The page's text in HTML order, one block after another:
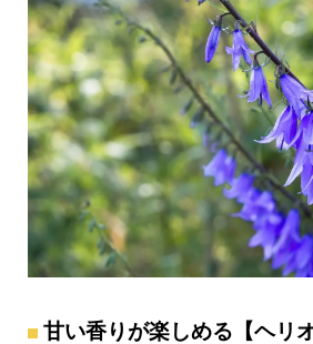
甘い香りが楽しめる【ヘリ